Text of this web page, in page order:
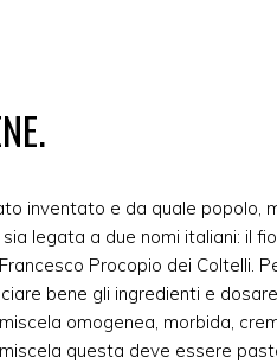
inventato e da quale popolo,
legata a due nomi italiani: il
Procopio dei Coltelli.
bene gli ingredienti e
omogenea, morbida,
questa deve essere